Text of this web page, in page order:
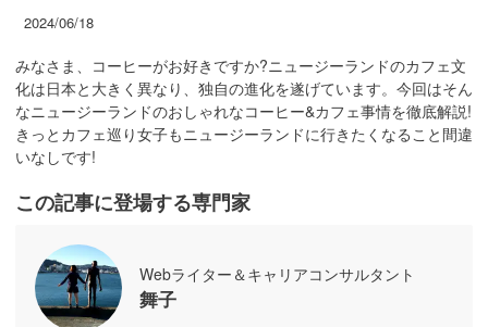
2024/06/18
みなさま、コーヒーがお好きですか?ニュージーランドのカフェ文
化は日本と大きく異なり、独自の進化を遂げています。今回はそん
なニュージーランドのおしゃれなコーヒー&カフェ事情を徹底解説!
きっとカフェ巡り女子もニュージーランドに行きたくなること間違
いなしです!
この記事に登場する専門家
Webライター＆キャリアコンサルタント
舞子